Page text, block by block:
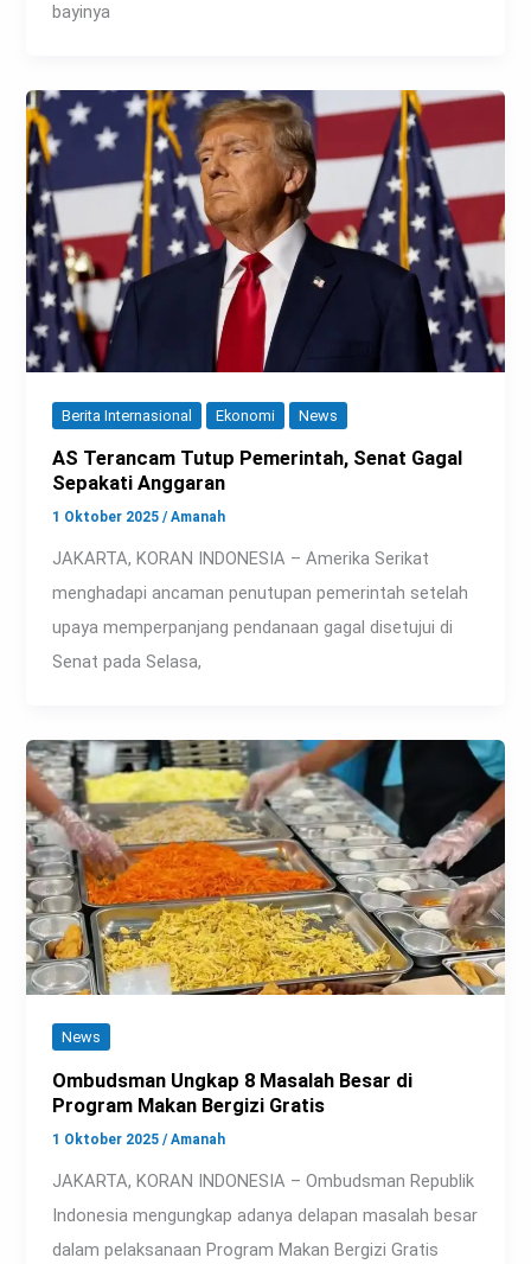
bayinya
Berita Internasional Ekonomi News
AS Terancam Tutup Pemerintah, Senat Gagal
Sepakati Anggaran
1 Oktober 2025/Amanah
JAKARTA, KORAN INDONESIA – Amerika Serikat
menghadapi ancaman penutupan pemerintah setelah
upaya memperpanjang pendanaan gagal disetujui di
Senat pada Selasa,
News
Ombudsman Ungkap 8 Masalah Besar di
Program Makan Bergizi Gratis
1 Oktober 2025/Amanah
JAKARTA, KORAN INDONESIA – Ombudsman Republik
Indonesia mengungkap adanya delapan masalah besar
dalam pelaksanaan Program Makan Bergizi Gratis